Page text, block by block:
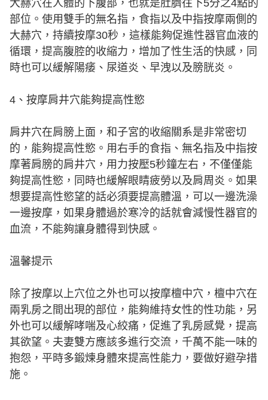
大赫穴在人體的下腹部，也就是肚臍往下5分之4點的
部位。使用雙手的無名指，食指以及中指按摩兩側的
大赫穴，持續按摩30秒，這樣能夠促進性器官血液的
循環，提高腹腔的收縮力，增加了性生活的快感，同
時也可以緩解陽痿、尿道炎、早洩以及膀胱炎。
4、按摩肩井穴能夠提高性慾
肩井穴在肩膀上面，和子宮的收縮關系是非常密切
的，能夠提高性慾。用右手的食指、無名指及中指按
摩著肩膀的肩井穴，用力按壓5秒鐘左右，不僅僅能
夠提高性慾，同時也緩解眼睛疲勞以及肩周炎。如果
想要提高性慾望的話必須要提高體溫，可以一邊洗澡
一邊按摩，如果身體過於寒冷的話就會減慢性器官的
血流，不能夠讓身體得到快感。
溫馨提示
除了按摩以上穴位之外也可以按摩檀中穴，檀中穴在
兩乳房之間出現的部位，能夠維持女性的性功能，另
外也可以緩解哮喘及心絞痛，促進了乳房感覺，提高
其欲望。夫妻雙方應該多進行交流，千萬不能一味的
抱怨，平時多鍛煉身體來提高性能力，要做好避孕措
施。